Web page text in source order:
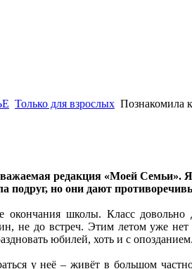
Только для взрослых Познакомила
редакция «Моей Семьи».
подруг, но они дают
школы. Класс
не до встреч. Этим летом уже
юбилей, хоть и с опозданием.
у неё – живёт в большом